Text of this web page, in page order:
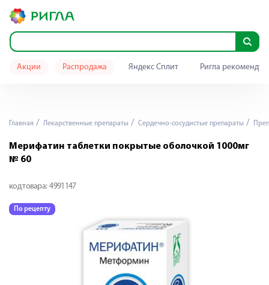
Акции Распродажа Яндекс Сплит Ригла
Главная Лекарственные препараты Сердечно-сосудистые препараты
Мерифатин таблетки покрытые оболочкой 1000мг
№ 60
код товара: 4991147
По рецепту